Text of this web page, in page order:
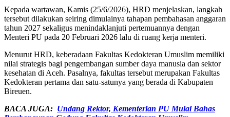
Kepada wartawan, Kamis (25/6/2026), HRD menjelaskan, langkah
tersebut dilakukan seiring dimulainya tahapan pembahasan anggaran
tahun 2027 sekaligus menindaklanjuti pertemuannya dengan
Menteri PU pada 20 Februari 2026 lalu di ruang kerja menteri.
Menurut HRD, keberadaan Fakultas Kedokteran Umuslim memiliki
nilai strategis bagi pengembangan sumber daya manusia dan sektor
kesehatan di Aceh. Pasalnya, fakultas tersebut merupakan Fakultas
Kedokteran pertama dan satu-satunya yang berada di Kabupaten
Bireuen.
BACA JUGA: Undang Rektor, Kementerian PU Mulai Bahas